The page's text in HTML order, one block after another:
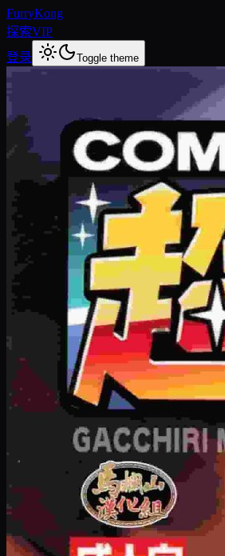
FurryKong
探索VIP
登录
Toggle theme